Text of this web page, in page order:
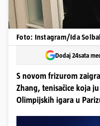
Foto: Instagram/Ida
Dodaj 24sata
S novom frizurom
Zhang, tenisačice koja
Olimpijskih igara u